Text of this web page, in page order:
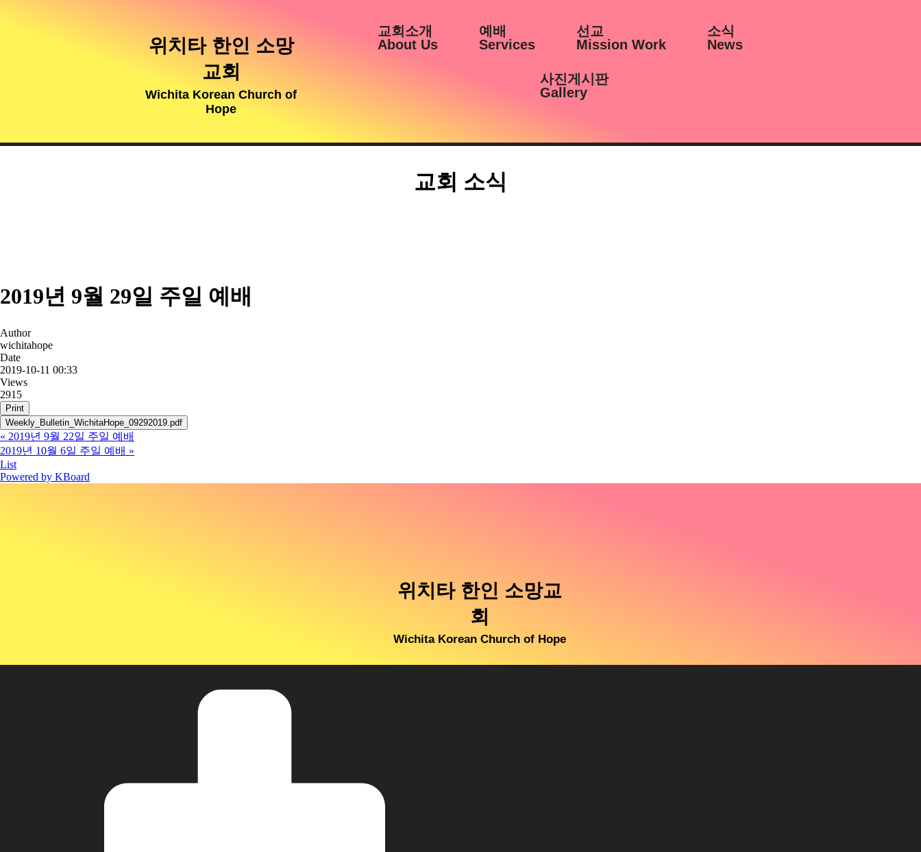
위치타 한인 소망
교회
Wichita Korean Church of
Hope
교회소개
About Us
예배
Services
선교
Mission Work
소식
News
사진게시판
Gallery
교회 소식
2019년 9월 29일 주일 예배
Author
wichitahope
Date
2019-10-11 00:33
Views
2915
Print
Weekly_Bulletin_WichitaHope_09292019.pdf
« 2019년 9월 22일 주일 예배
2019년 10월 6일 주일 예배 »
List
Powered by KBoard
위치타 한인 소망교
회
Wichita Korean Church of Hope